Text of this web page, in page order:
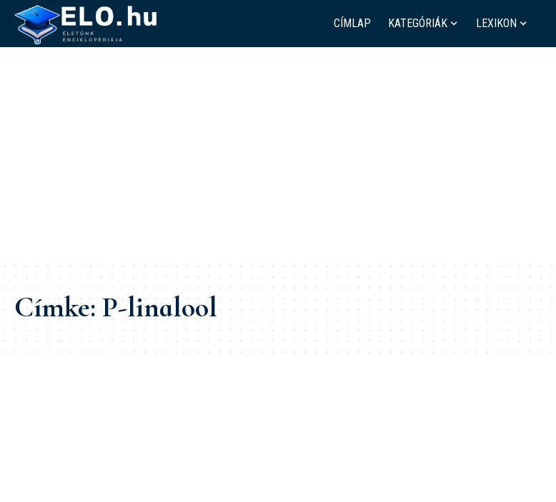
CÍMLAP KATEGÓRIÁK LEXIKON
Címke:P-linalool